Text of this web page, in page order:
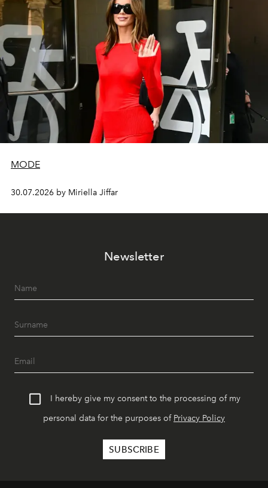
MODE
30.07.2026 by Miriella Jiffar
Newsletter
I hereby give my consent to the processing of my
personal data for the purposes of Privacy Policy